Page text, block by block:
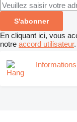
S'abonner
En cliquant ici, vous
notre accord utilisateur.